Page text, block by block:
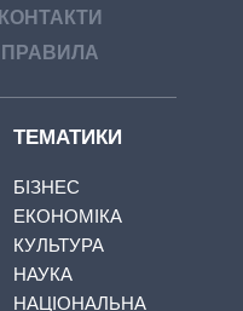
КОНТАКТИ
ПРАВИЛА
ТЕМАТИКИ
БІЗНЕС
ЕКОНОМІКА
КУЛЬТУРА
НАУКА
НАЦІОНАЛЬНА